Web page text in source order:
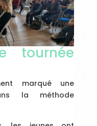
tournée
marqué une
la méthode